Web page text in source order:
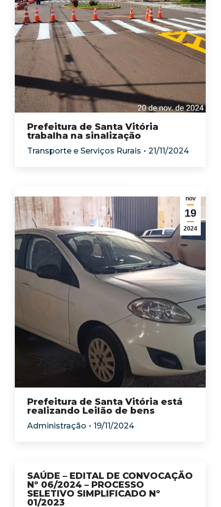
Prefeitura de Santa Vitória
trabalha na sinalização
Transporte e Serviços Rurais 21/11/2024
nov
19
2024
Prefeitura de Santa Vitória está
realizando Leilão de bens
Administração 19/11/2024
SAÚDE – EDITAL DE CONVOCAÇÃO
Nº 06/2024 – PROCESSO
SELETIVO SIMPLIFICADO Nº
01/2023